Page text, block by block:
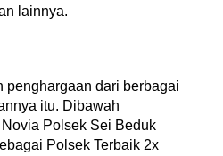
lainnya.
penghargaan dari berbagai
itu. Dibawah
Polsek Sei Beduk
Polsek Terbaik 2x